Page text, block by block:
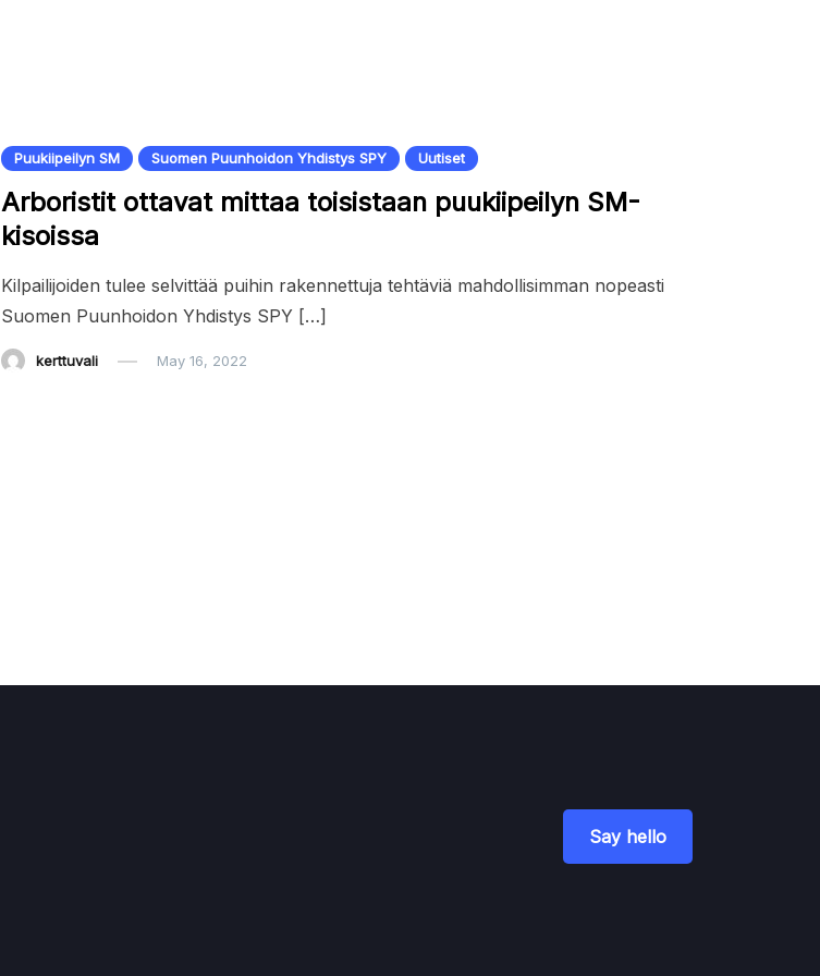
Puukiipeilyn SM Suomen Puunhoidon Yhdistys SPY Uutiset
Arboristit ottavat mittaa toisistaan puukiipeilyn SM-
kisoissa
Kilpailijoiden tulee selvittää puihin rakennettuja tehtäviä mahdollisimman nopeasti
Suomen Puunhoidon Yhdistys SPY […]
kerttuvali May 16, 2022
Say hello